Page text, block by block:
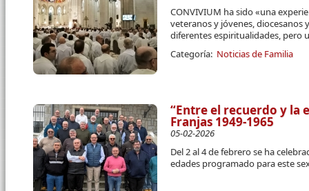
CONVIVIUM ha sido «una
veteranos y jóvenes, diocesanos
diferentes espiritualidades, pero
Categoría: Noticias de Familia
“Entre el recuerdo y la
Franjas 1949-1965
05-02-2026
Del 2 al 4 de febrero se ha
edades programado para este